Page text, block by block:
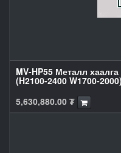
MV-HP55 Металл хаалга
(H2100-2400 W1700-2000)
5,630,880.00 ₮